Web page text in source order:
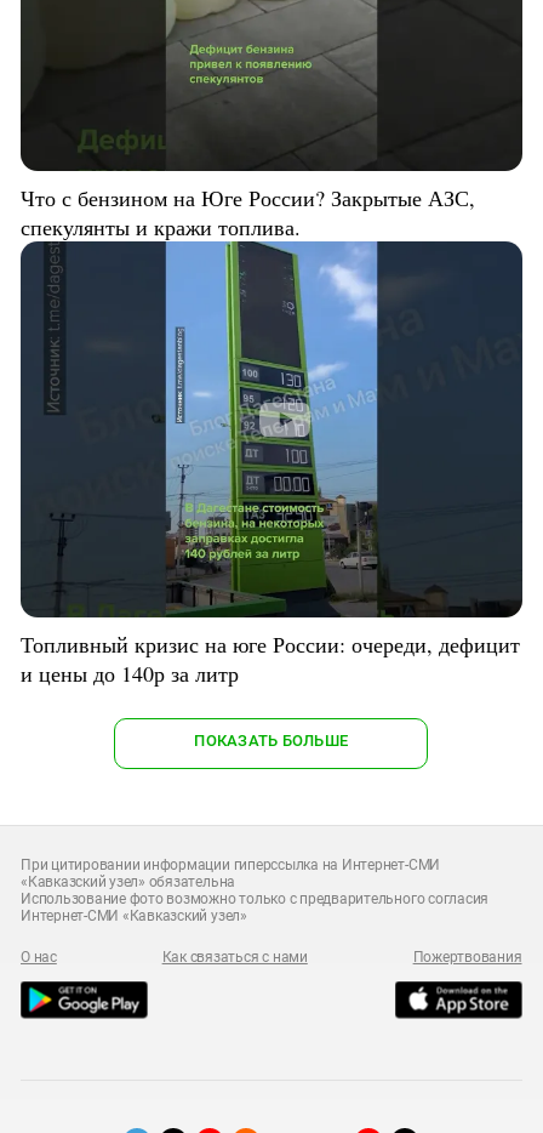
Что с бензином на Юге России? Закрытые АЗС,
спекулянты и кражи топлива.
Топливный кризис на юге России: очереди, дефицит
и цены до 140р за литр
ПОКАЗАТЬ БОЛЬШЕ
При цитировании информации гиперссылка на Интернет-СМИ
«Кавказский узел» обязательна
Использование фото возможно только с предварительного согласия
Интернет-СМИ «Кавказский узел»
О нас Как связаться с нами Пожертвования